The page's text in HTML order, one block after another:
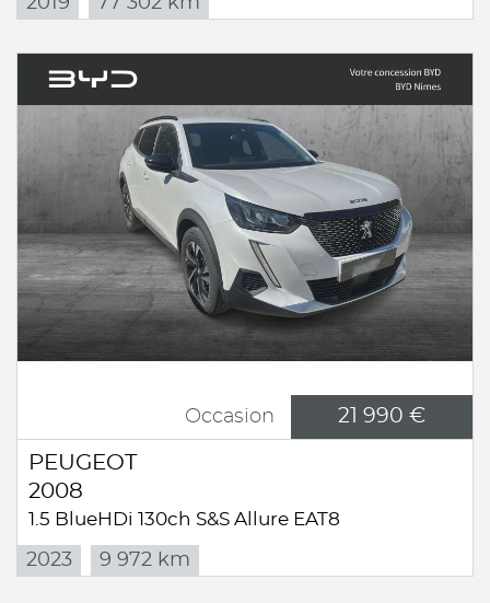
Occasion 21 990 €
PEUGEOT
2008
1.5 BlueHDi 130ch S&S Allure EAT8
2023 9 972 km